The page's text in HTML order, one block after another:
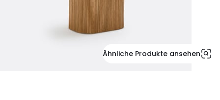
Ähnliche Produkte ansehen